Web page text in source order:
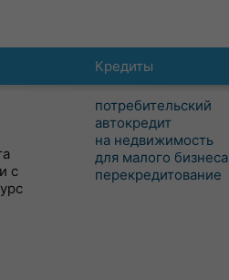
Кредиты
потребительский
автокредит
на недвижимость
для малого бизнеса
перекредитование
с